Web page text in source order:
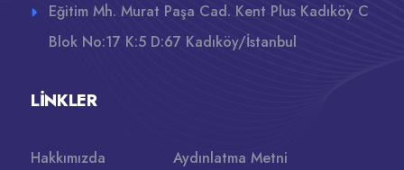
Eğitim Mh. Murat Paşa Cad. Kent Plus Kadıköy C
Blok No:17 K:5 D:67 Kadıköy/İstanbul
LINKLER
Hakkımızda
Aydınlatma Metni